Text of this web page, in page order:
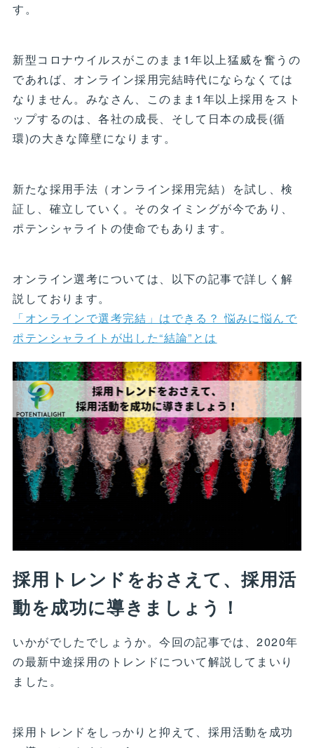
す。
新型コロナウイルスがこのまま1年以上猛威を奮うの
であれば、オンライン採用完結時代にならなくては
なりません。みなさん、このまま1年以上採用をスト
ップするのは、各社の成長、そして日本の成長(循
環)の大きな障壁になります。
新たな採用手法（オンライン採用完結）を試し、検
証し、確立していく。そのタイミングが今であり、
ポテンシャライトの使命でもあります。
オンライン選考については、以下の記事で詳しく解
説しております。
「オンラインで選考完結」はできる？ 悩みに悩んで
ポテンシャライトが出した“結論”とは
採用トレンドをおさえて、採用活
動を成功に導きましょう！
いかがでしたでしょうか。今回の記事では、2020年
の最新中途採用のトレンドについて解説してまいり
ました。
採用トレンドをしっかりと抑えて、採用活動を成功